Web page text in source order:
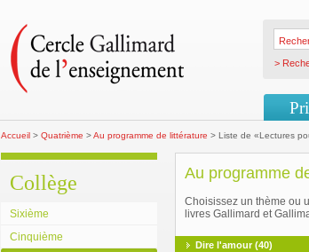
>
Accueil> Quatrième >Au programme de littérature > Liste de «Lectures
Collège
Sixième
Cinquième
Au programme
Choisissez un thème ou
livres Gallimard et
Dire l'amour (40)